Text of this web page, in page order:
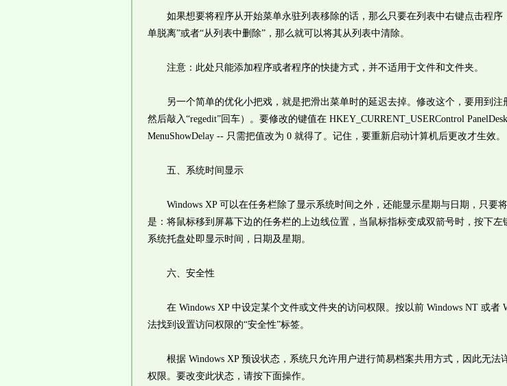
如果想要将程序从开始菜单永驻列表移除的话，那么只要在列表中右键点击程序
单脱离”或者“从列表中删除”，那么就可以将其从列表中清除。
注意：此处只能添加程序或者程序的快捷方式，并不适用于文件和文件夹。
另一个简单的优化小把戏，就是把滑出菜单时的延迟去掉。修改这个，要用到注
然后敲入“regedit”回车）。要修改的键值在 HKEY_CURRENT_USERControl
MenuShowDelay -- 只需把值改为 0 就得了。记住，要重新启动计算机后更改才生效。
五、系统时间显示
Windows XP 可以在任务栏除了显示系统时间之外，还能显示星期与日期，只要
是：将鼠标移到屏幕下边的任务栏的上边线位置，当鼠标指标变成双箭号时，按下左
系统托盘处即显示时间，日期及星期。
六、安全性
在 Windows XP 中设定某个文件或文件夹的访问权限。按以前 Windows NT 或者
法找到设置访问权限的“安全性”标签。
根据 Windows XP 预设状态，系统只允许用户进行简易档案共用方式，因此无法
权限。要改变此状态，请按下面操作。